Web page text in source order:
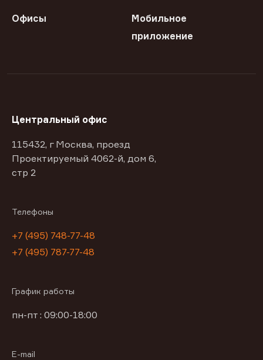
Офисы
Мобильное
приложение
Центральный офис
115432, г Москва, проезд
Проектируемый 4062-й, дом 6,
стр 2
Телефоны
+7 (495) 748-77-48
+7 (495) 787-77-48
График работы
пн-пт : 09:00-18:00
E-mail